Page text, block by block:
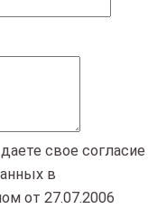
свое согласие
в
от 27.07.2006